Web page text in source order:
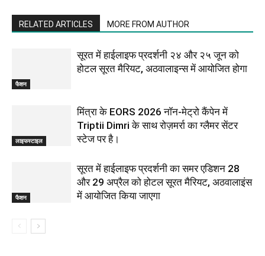
RELATED ARTICLES MORE FROM AUTHOR
फैशन
सूरत में हाईलाइफ प्रदर्शनी २४ और २५ जून को
होटल सूरत मैरियट, अठवालाइन्स में आयोजित होगा
लाइफस्टाइल
मिंत्रा के EORS 2026 नॉन-मेट्रो कैंपेन में
Triptii Dimri के साथ रोज़मर्रा का ग्लैमर सेंटर
स्टेज पर है।
फैशन
सूरत में हाईलाइफ प्रदर्शनी का समर एडिशन 28
और 29 अप्रैल को होटल सूरत मैरियट, अठवालाइंस
में आयोजित किया जाएगा